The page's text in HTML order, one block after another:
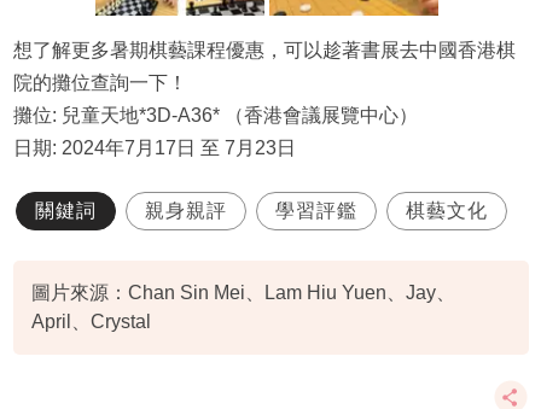
想了解更多暑期棋藝課程優惠，可以趁著書展去中國香港棋
院的攤位查詢一下！
攤位: 兒童天地*3D-A36* （香港會議展覽中心）
日期: 2024年7月17日 至 7月23日
關鍵詞 親身親評 學習評鑑 棋藝文化
圖片來源：Chan Sin Mei、Lam Hiu Yuen、Jay、
April、Crystal